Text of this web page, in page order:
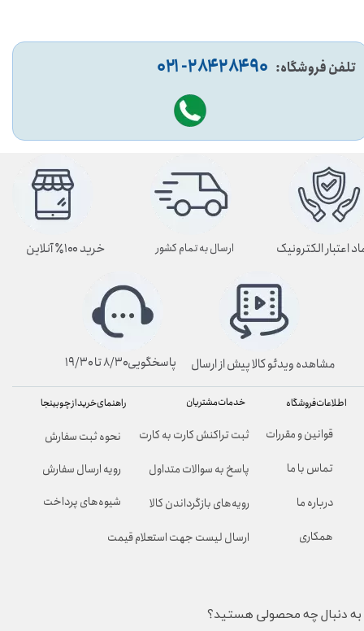
تلفن فروشگاه: ۹۰ ۲۸۴ ۲۸۴- ۰۲۱
راهنمای خرید از چوبینجا
نحوه ثبت سفارش
رویه ارسال سفارش
شیوه‌های پرداخت
خدمات مشتریان
ثبت تراکنش کارت به کارت
پاسخ به سوالات متداول
رویه‌های بازگرداندن کالا
ارسال لیست جهت استعلام قیمت
اطلاعات فروشگاه
قوانین و مقررات
تماس با ما
درباره ما
همکاری
به دنبال چه محصولی هستید؟
ارسال به تمام کشور
پاسخگویی۸/۳۰ تا ۱۹/۳۰
اعتبار الکترونیک خرید ۱۰۰٪ آنلاین
مشاهده ویدئو کالا پیش از ارسال